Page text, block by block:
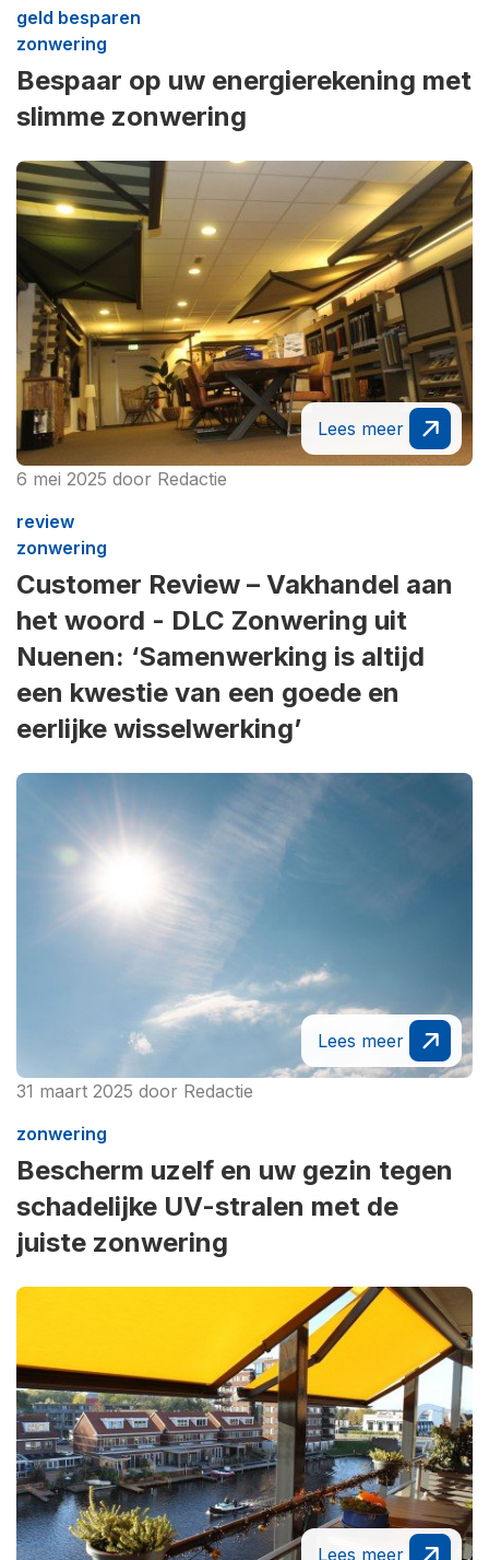
geld besparen
zonwering
Bespaar op uw energierekening met
slimme zonwering
Lees meer
6 mei 2025 door Redactie
review
zonwering
Customer Review – Vakhandel aan
het woord - DLC Zonwering uit
Nuenen: ‘Samenwerking is altijd
een kwestie van een goede en
eerlijke wisselwerking’
Lees meer
31 maart 2025 door Redactie
zonwering
Bescherm uzelf en uw gezin tegen
schadelijke UV-stralen met de
juiste zonwering
Lees meer